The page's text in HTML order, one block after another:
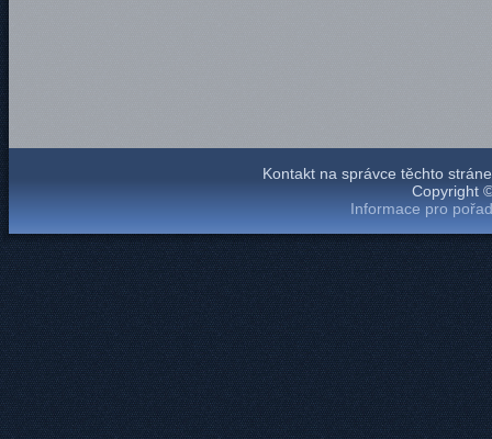
Kontakt na správce těchto
Copyright
Informace pro